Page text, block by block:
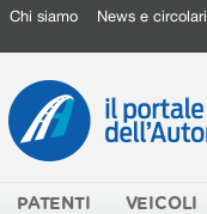
Chi siamo News e circolari
PATENTI VEICOLI